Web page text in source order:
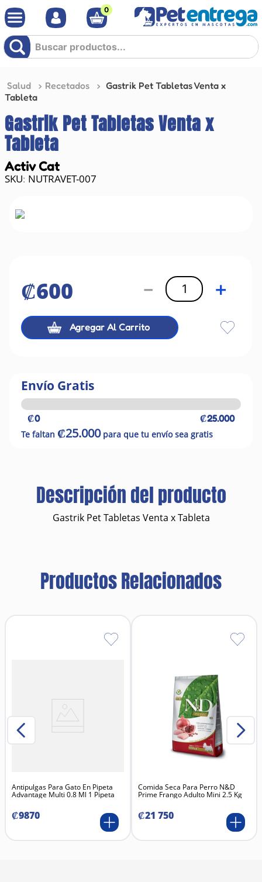
0
Buscar productos...
Salud Recetados
Gastrik Pet Tabletas Venta x
Tableta
Gastrik Pet Tabletas Venta x
Tableta
Activ Cat
: NUTRAVET-007
₡600 ＋
－
Agregar Al Carrito
Envío Gratis
₡0 ₡25.000
Te faltan ₡25.000para que tu envío sea gratis
Descripción del producto
Gastrik Pet Tabletas Venta x Tableta
Productos Relacionados
Antipulgas Para Gato En Pipeta
Advantage Multi 0.8 Ml 1 Pipeta
₡9870
Comida Seca Para Perro N&D
Prime Frango Adulto Mini 2.5 Kg
₡21 750